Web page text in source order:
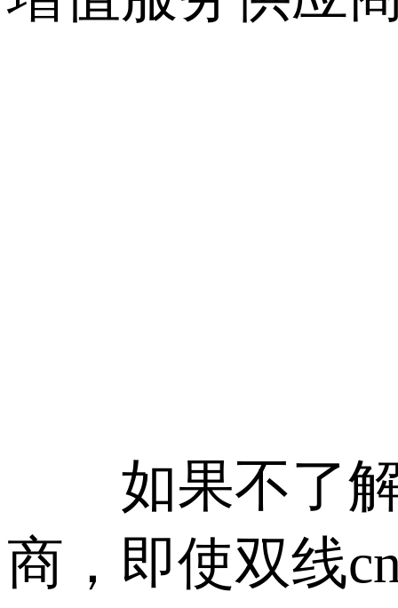
如果不了解
商，即使双线